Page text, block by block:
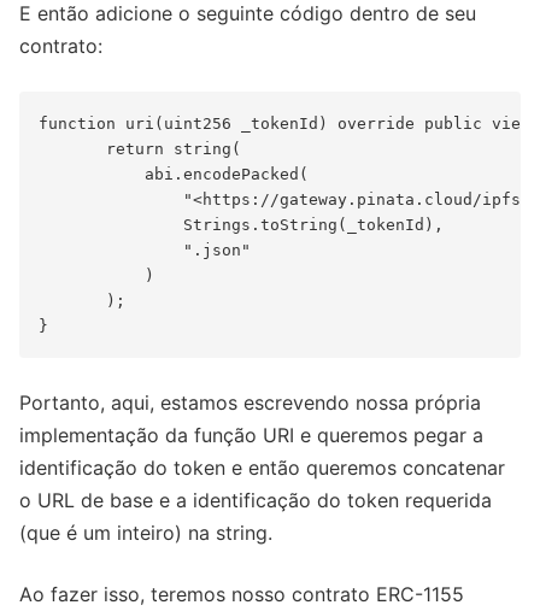
E então adicione o seguinte código dentro de seu
contrato:
function uri(uint256 _tokenId) override public view
       return string(
           abi.encodePacked(
"<https://gateway.pinata.cloud/
               Strings.toString(_tokenId),
               ".json"
           )
       );
Portanto, aqui, estamos escrevendo nossa própria
implementação da função URI e queremos pegar a
identificação do token e então queremos concatenar
o URL de base e a identificação do token requerida
(que é um inteiro) na string.
Ao fazer isso, teremos nosso contrato ERC-1155